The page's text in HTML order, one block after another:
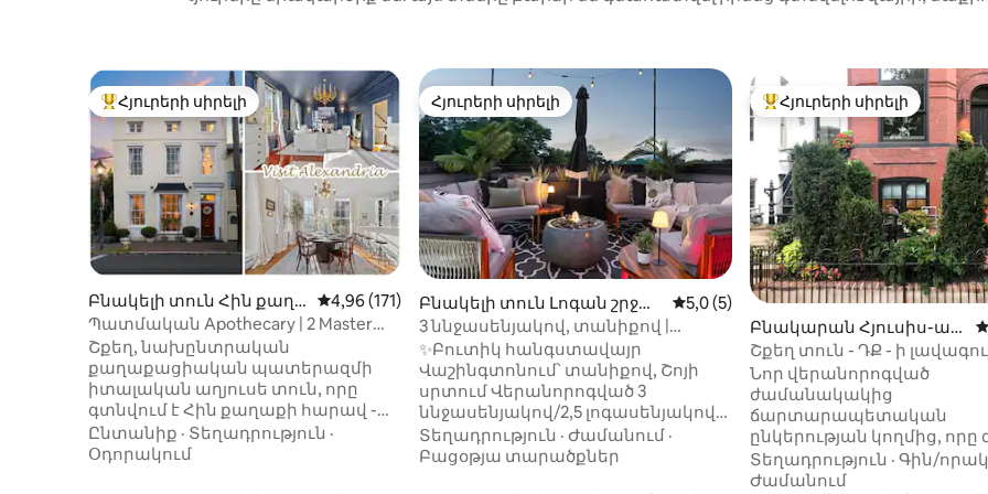
Հյուրերի սիրելի լավագույն տները
Հյուրերի սիրելի
Բնակելի տուն Հին քաղ
աք-ում
Միջին վարկանիշը՝ 5-ից 4,96, 171 կարծիք
4,96 (171)
Պատմական Apothecary | 2 Master
Suites | Հին քաղաք
Շքեղ, նախընտրական
քաղաքացիական պատերազմի
իտալական աղյուսե տուն, որը
գտնվում է Հին քաղաքի հարավ -
արևելքում ։ Քայլեր հեռու King Street
եւ 2 նյութից դեպի waterfront,
Ընտանիք · Տեղադրություն ·
Օդորակում
Հյուրերի սիրելի
Հյուրերի սիրելի
Բնակելի տուն Լոգան շրջա
ն-ում
Միջին վարկանիշը՝ 5-ից 5,0, 5
5,0 (5)
3 ննջասենյակով, տանիքով |
Կոնգրեսների կենտրոն | Մետրո և
գիշերային կյանք
✨Բուտիկ հանգստավայր
Վաշինգտոնում՝ տանիքով, Շոյի
սրտում Վերանորոգված 3
ննջասենյակով/2,5 լոգասենյակով
տուն՝ մասնավոր տանիքով, որտեղ
կա հանգստացնող ջրային տարր,
Տեղադրություն · Ժամանում ·
Բացօթյա տարածքներ
Հյուրերի սիրելի
Հյուրերի սիրելի
Բնակարան Հյուսիս-ար
ևմուտք Վաշինգտոն-ու
մ
Շքեղ տուն - ԴՔ - ի
զբոսանքը թաղամասում
Նոր վերանորոգված
ժամանակակից
ճարտարապետական
ընկերության կողմից, որը
է Վաշինգտոնի
թաղամասում ։ Փակեք քայլելու
Տեղադրություն · Գին/որակ
Ժամանում